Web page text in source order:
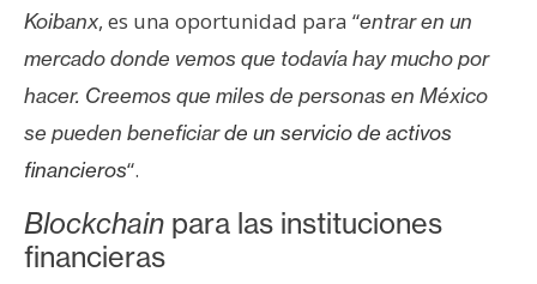
Koibanx, es una oportunidad para “entrar en un
mercado donde vemos que todavía hay mucho por
hacer. Creemos que miles de personas en México
se pueden beneficiarde un servicio de activos
financieros“.
Blockchain para las instituciones
financieras